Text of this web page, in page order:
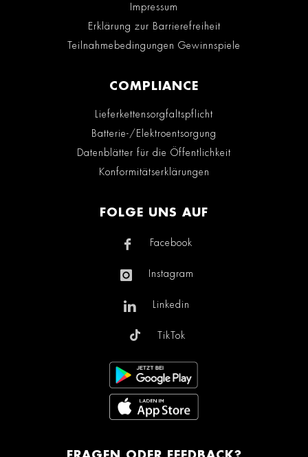
Impressum
Erklärung zur Barrierefreiheit
Teilnahmebedingungen Gewinnspiele
COMPLIANCE
Lieferkettensorgfaltspflicht
Batterie-/Elektroentsorgung
Datenblätter für die Öffentlichkeit
Konformitätserklärungen
FOLGE UNS AUF
Facebook
Instagram
Linkedin
TikTok